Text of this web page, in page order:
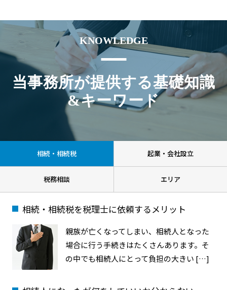
KNOWLEDGE
当事務所が提供する基礎知識
&キーワード
相続・相続税 起業・会社設立
税務相談 エリア
相続・相続税を税理士に依頼するメリット
親族が亡くなってしまい、相続人となった
場合に行う手続きはたくさんあります。そ
の中でも相続人にとって負担の大きい […]